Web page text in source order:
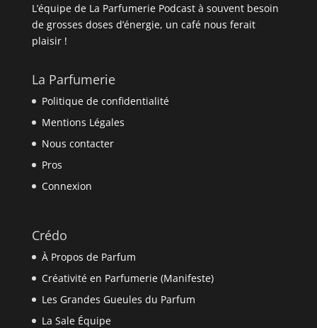
L’équipe de La Parfumerie Podcast à souvent besoin
de grosses doses d’énergie, un café nous ferait
plaisir !
La Parfumerie
Politique de confidentialité
Mentions Légales
Nous contacter
Pros
Connexion
Crédo
À Propos de Parfum
Créativité en Parfumerie (Manifeste)
Les Grandes Gueules du Parfum
La Sale Équipe